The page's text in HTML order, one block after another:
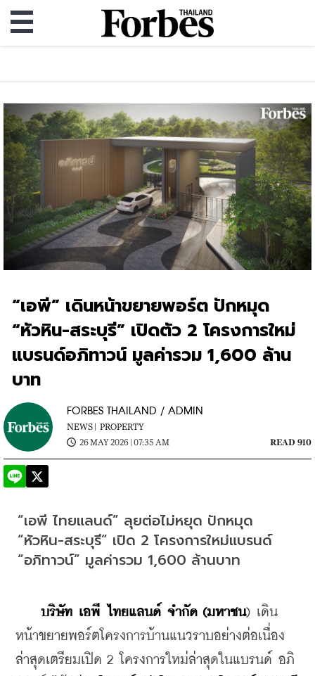
“เอพี” เดินหน้าขยายพอร์ต ปักหมุด
“หัวหิน-สระบุรี” เปิดตัว 2 โครงการใหม่
แบรนด์อภิทาวน์ มูลค่ารวม 1,600 ล้าน
บาท
FORBES THAILAND / ADMIN
NEWS | PROPERTY
26 MAY 2026 | 07:35 AM
READ 910
“เอพี ไทยแลนด์” ลุยต่อไม่หยุด ปักหมุด
“หัวหิน-สระบุรี” เปิด 2 โครงการใหม่แบรนด์
“อภิทาวน์” มูลค่ารวม 1,600 ล้านบาท
บริษัท เอพี ไทยแลนด์ จำกัด (มหาชน) เดิน
หน้าขยายพอร์ตโครงการบ้านแนวราบอย่างต่อเนื่อง
ล่าสุดเตรียมเปิด 2 โครงการใหม่ล่าสุดในแบรนด์ อภิ